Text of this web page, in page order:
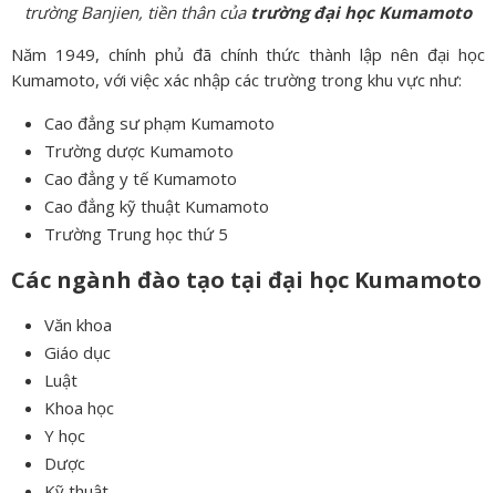
trường Banjien, tiền thân của trường đại học Kumamoto
Năm 1949, chính phủ đã chính thức thành lập nên đại học
Kumamoto, với việc xác nhập các trường trong khu vực như:
Cao đẳng sư phạm Kumamoto
Trường dược Kumamoto
Cao đẳng y tế Kumamoto
Cao đẳng kỹ thuật Kumamoto
Trường Trung học thứ 5
Các ngành đào tạo tại đại học Kumamoto
Văn khoa
Giáo dục
Luật
Khoa học
Y học
Dược